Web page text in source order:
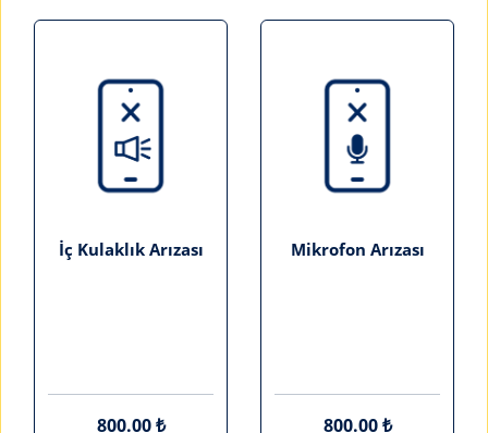
İç Kulaklık Arızası
800.00 ₺
Mikrofon Arızası
800.00 ₺